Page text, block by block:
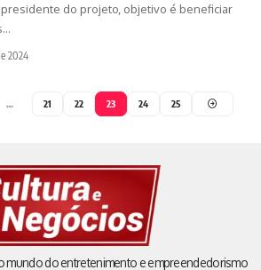
do projeto, objetivo é beneficiar
2024
… 21 22 23 24 25
mundo do entretenimento e empreendedorismo